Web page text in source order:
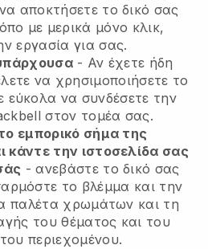
αποκτήσετε το δικό σας
με μερικά μόνο κλικ,
εργασία για σας.
- Αν έχετε ήδη
να χρησιμοποιήσετε το
εύκολα να συνδέσετε την
στον τομέα σας.
εμπορικό σήμα της
κάντε την ιστοσελίδα σας
- ανεβάστε το δικό σας
το βλέμμα και την
παλέτα χρωμάτων και τη
του θέματος και του
περιεχομένου.